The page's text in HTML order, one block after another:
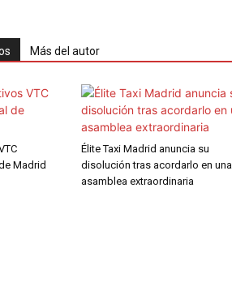
Más del autor
Madrid
Élite Taxi Madrid anuncia su
disolución tras acordarlo en una
asamblea extraordinaria